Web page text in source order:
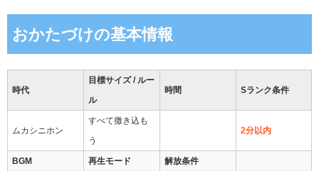
おかたづけの基本情報
時代
目標サイズ / ルー
ル
時間 Sランク条件
ムカシニホン
すべて撒き込も
う
2分以内
BGM 再生モード 解放条件